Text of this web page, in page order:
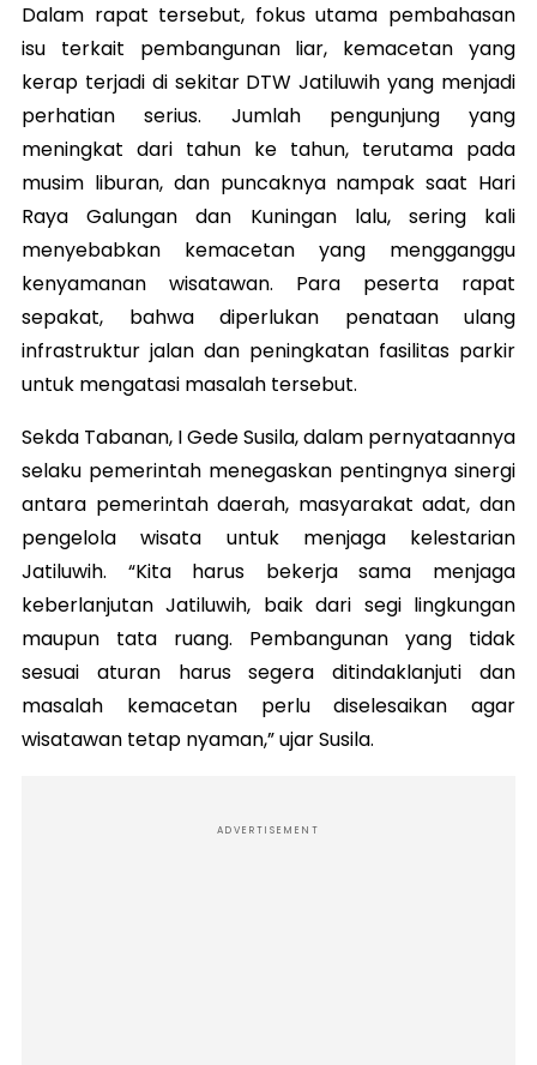
Dalam rapat tersebut, fokus utama pembahasan
isu terkait pembangunan liar, kemacetan yang
kerap terjadi di sekitar DTW Jatiluwih yang menjadi
perhatian serius. Jumlah pengunjung yang
meningkat dari tahun ke tahun, terutama pada
musim liburan, dan puncaknya nampak saat Hari
Raya Galungan dan Kuningan lalu, sering kali
menyebabkan kemacetan yang mengganggu
kenyamanan wisatawan. Para peserta rapat
sepakat, bahwa diperlukan penataan ulang
infrastruktur jalan dan peningkatan fasilitas parkir
untuk mengatasi masalah tersebut.
Sekda Tabanan, I Gede Susila, dalam pernyataannya
selaku pemerintah menegaskan pentingnya sinergi
antara pemerintah daerah, masyarakat adat, dan
pengelola wisata untuk menjaga kelestarian
Jatiluwih. “Kita harus bekerja sama menjaga
keberlanjutan Jatiluwih, baik dari segi lingkungan
maupun tata ruang. Pembangunan yang tidak
sesuai aturan harus segera ditindaklanjuti dan
masalah kemacetan perlu diselesaikan agar
wisatawan tetap nyaman,” ujar Susila.
ADVERTISEMENT